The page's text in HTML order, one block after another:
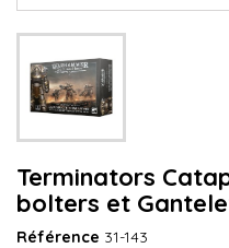
Terminators
bolters et
Référence 31-143